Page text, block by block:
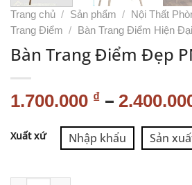
Trang chủ / Sản phẩm / Nội Thất
Trang Điểm / Bàn Trang Điểm Hiện Đại
Bàn Trang Điểm Đẹp
1.700.000 ₫ –
Xuất xứ Nhập khẩu Sản
Alternative: